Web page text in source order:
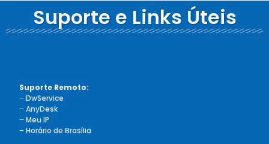
Suporte e Links Úteis
Suporte Remoto:
–DwService
–AnyDesk
–Meu IP
–Horário de Brasília